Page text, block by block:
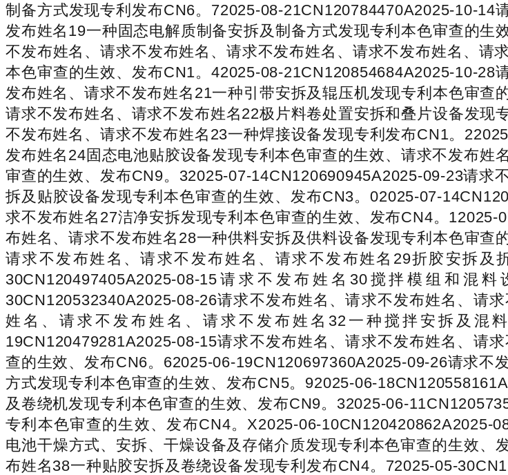
制备方式发现专利发布CN6。72025-08-21CN120784470A2025-10-14
发布姓名19一种固态电解质制备安拆及制备方式发现专利本色审查的
不发布姓名、请求不发布姓名、请求不发布姓名、请求不发布姓名、请
本色审查的生效、发布CN1。42025-08-21CN120854684A2025-10-28
发布姓名、请求不发布姓名21一种引带安拆及辊压机发现专利本色审
请求不发布姓名、请求不发布姓名22极片料卷处置安拆和叠片设备发
不发布姓名、请求不发布姓名23一种焊接设备发现专利发布CN1。
发布姓名24固态电池贴胶设备发现专利本色审查的生效、请求不发布
审查的生效、发布CN9。32025-07-14CN120690945A2025-09-23请求
拆及贴胶设备发现专利本色审查的生效、发布CN3。02025-07-
求不发布姓名27洁净安拆发现专利本色审查的生效、发布CN4。
布姓名、请求不发布姓名28一种供料安拆及供料设备发现专利本色审
请求不发布姓名、请求不发布姓名、请求不发布姓名29折胶安拆及
30CN120497405A2025-08-15请求不发布姓名30搅拌模组和混
30CN120532340A2025-08-26请求不发布姓名、请求不发布姓名、请
姓名、请求不发布姓名、请求不发布姓名32一种搅拌安拆及混
19CN120479281A2025-08-15请求不发布姓名、请求不发布姓名、请
查的生效、发布CN6。62025-06-19CN120697360A2025-09-26请求不
方式发现专利本色审查的生效、发布CN5。92025-06-
及卷绕机发现专利本色审查的生效、发布CN9。32025-06-
专利本色审查的生效、发布CN4。X2025-06-10CN120420862A2025-
电池干燥方式、安拆、干燥设备及存储介质发现专利本色审查的生效
布姓名38一种贴胶安拆及卷绕设备发现专利发布CN4。72025-05-